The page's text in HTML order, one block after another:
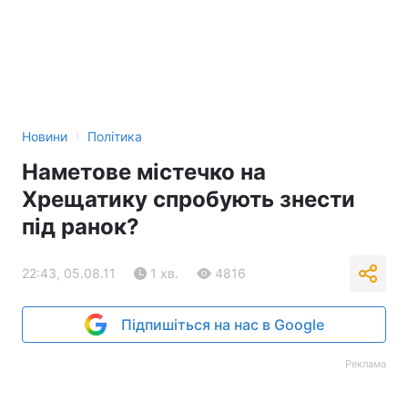
Новини › Політика
Наметове містечко на
Хрещатику спробують знести
під ранок?
22:43, 05.08.11 1 хв. 4816
Підпишіться на нас в Google
Реклама